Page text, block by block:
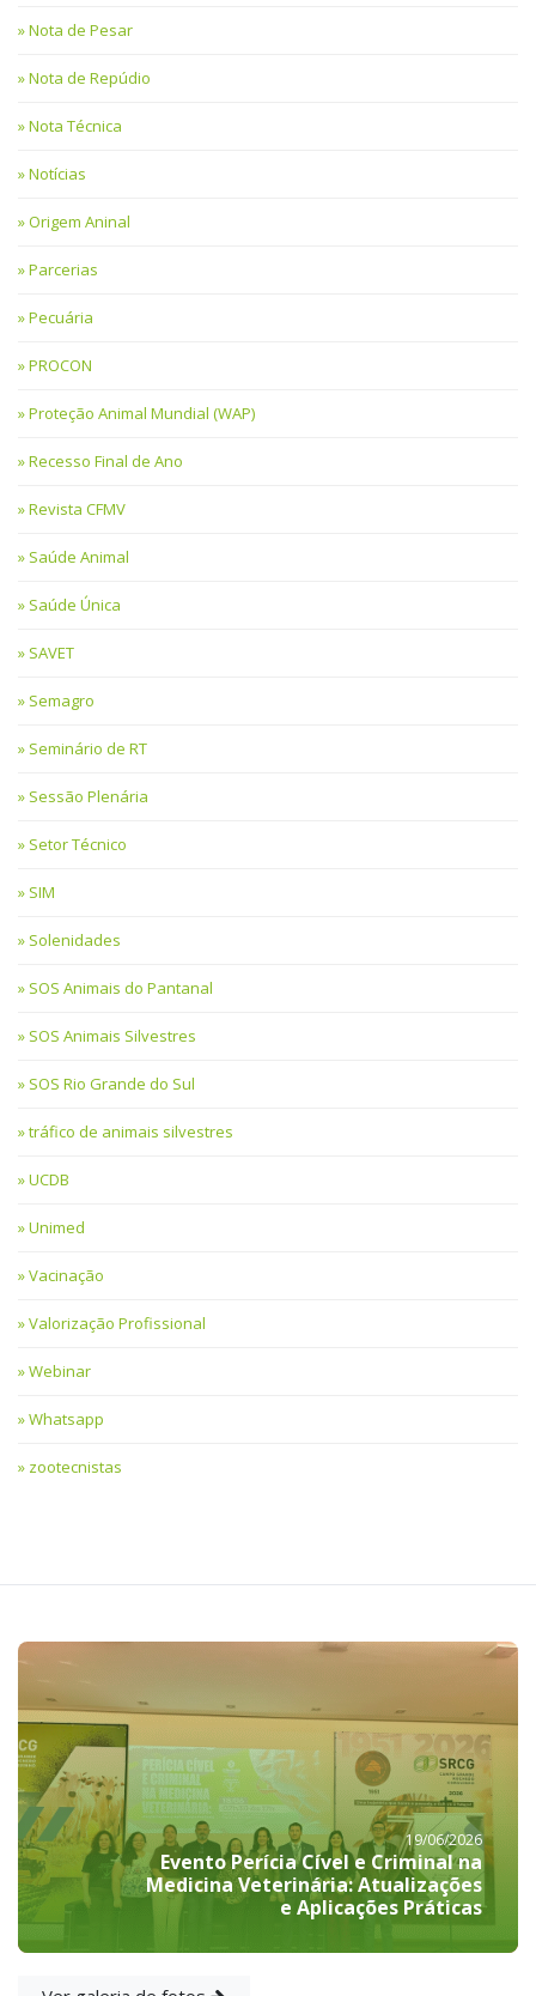
Nota de Pesar
Nota de Repúdio
Nota Técnica
Notícias
Origem Aninal
Parcerias
Pecuária
PROCON
Proteção Animal Mundial (WAP)
Recesso Final de Ano
Revista CFMV
Saúde Animal
Saúde Única
SAVET
Semagro
Seminário de RT
Sessão Plenária
Setor Técnico
SIM
Solenidades
SOS Animais do Pantanal
SOS Animais Silvestres
SOS Rio Grande do Sul
tráfico de animais silvestres
UCDB
Unimed
Vacinação
Valorização Profissional
Webinar
Whatsapp
zootecnistas
19/06/2026
Evento Perícia Cível e Criminal na
Medicina Veterinária: Atualizações
e Aplicações Práticas